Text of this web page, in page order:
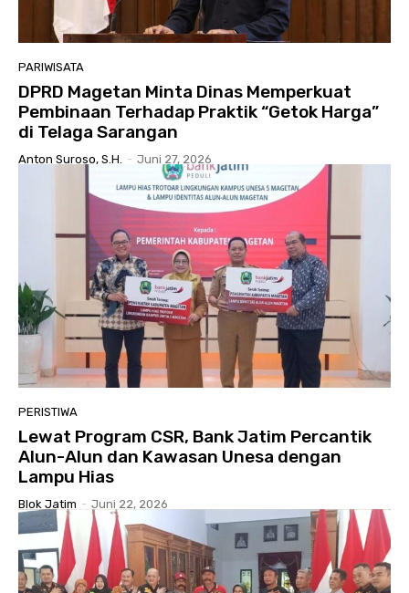
PARIWISATA
DPRD Magetan Minta Dinas Memperkuat
Pembinaan Terhadap Praktik “Getok Harga”
di Telaga Sarangan
Anton Suroso, S.H. - Juni 27, 2026
PERISTIWA
Lewat Program CSR, Bank Jatim Percantik
Alun-Alun dan Kawasan Unesa dengan
Lampu Hias
Blok Jatim - Juni 22, 2026